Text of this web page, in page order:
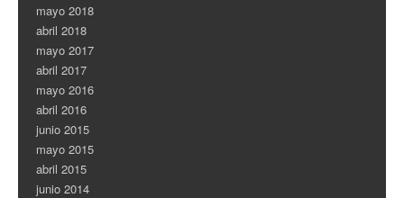
mayo 2018
abril 2018
mayo 2017
abril 2017
mayo 2016
abril 2016
junio 2015
mayo 2015
abril 2015
junio 2014